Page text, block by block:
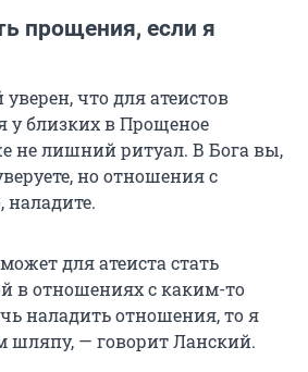
прощения, если я
что для атеистов
у близких в Прощеное
не лишний ритуал. В Бога вы,
но отношения с
для атеиста стать
в отношениях с каким-то
наладить отношения, то я
шляпу, — говорит Ланский.